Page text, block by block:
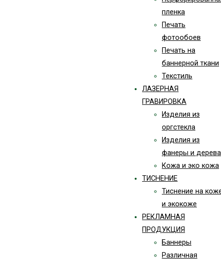
пленка
Печать
фотообоев
Печать на
баннерной ткани
Текстиль
ЛАЗЕРНАЯ
ГРАВИРОВКА
Изделия из
оргстекла
Изделия из
фанеры и дерева
Кожа и эко кожа
ТИСНЕНИЕ
Тиснение на
и экокоже
РЕКЛАМНАЯ
ПРОДУКЦИЯ
Баннеры
Различная